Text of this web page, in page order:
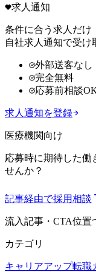
求人通知
条件に合う求人だけ
自社求人通知で受け
外部送客なし
完全無料
応募前相談
求人通知を登録
医療機関向け
応募時に期待した働
せんか？
記事経由で採用相談
流入記事・CTA位置
カテゴリ
キャリアアップ転職